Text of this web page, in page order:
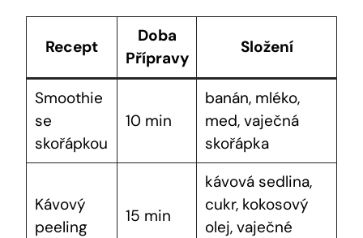
Recept
Doba
Přípravy
Složení
Smoothie
se
skořápkou
10 min
banán, mléko,
med, vaječná
skořápka
Kávový
peeling
15 min
kávová sedlina,
cukr, kokosový
olej, vaječné